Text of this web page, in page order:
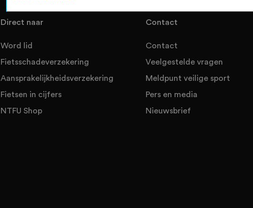
Direct naar
Word lid
Fietsschadeverzekering
Aansprakelijkheidsverzekering
Fietsen in cijfers
NTFU Shop
Contact
Contact
Veelgestelde vragen
Meldpunt veilige sport
Pers en media
Nieuwsbrief